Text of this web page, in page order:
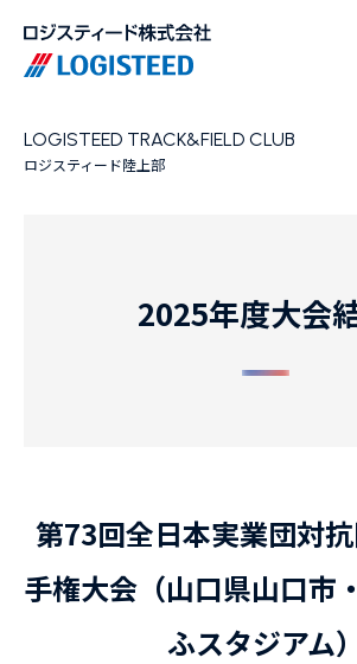
LOGISTEED TRACK&FIELD CLUB
ロジスティード陸上部
2025年度大会
第73回全日本実業団対
手権大会（山口県山口市
ふスタジアム）